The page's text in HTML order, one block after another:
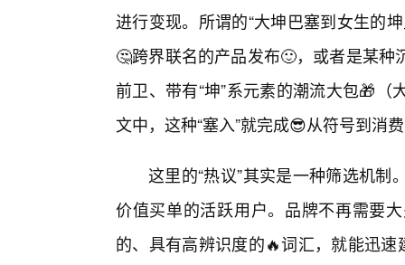
进行变现。所谓的“大坤巴塞到女生的
🤔跨界联名的产品发布🙂，或者是某
前卫、带有“坤”系元素的潮流大包🎁
文中，这种“塞入”就完成😎从符号到消
这里的“热议”其实是一种筛选机
价值买单的活跃用户。品牌不再需要
的、具有高辨识度的🔥词汇，就能迅